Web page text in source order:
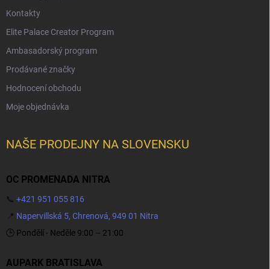
Kontakty
Elite Palace Creator Program
Ambasadorský program
Prodávané značky
Hodnocení obchodu
Moje objednávka
NAŠE PRODEJNY NA SLOVENSKU
OC PROMENADA NITRA
📞 +421 951 055 816
📍 Napervillská 5, Chrenová, 949 01 Nitra
🕒 Pondělí - Neděle 9:00 – 21:00
AUPARK BRATISLAVA